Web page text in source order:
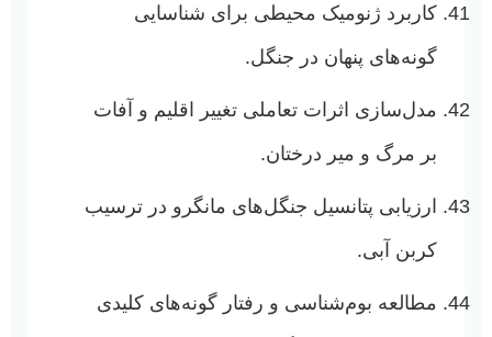
کاربرد ژنومیک محیطی برای شناسایی
گونه‌های پنهان در جنگل.
مدل‌سازی اثرات تعاملی تغییر اقلیم و آفات
بر مرگ و میر درختان.
ارزیابی پتانسیل جنگل‌های مانگرو در ترسیب
کربن آبی.
مطالعه بوم‌شناسی و رفتار گونه‌های کلیدی